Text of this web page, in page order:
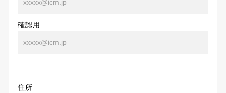
確認用
住所